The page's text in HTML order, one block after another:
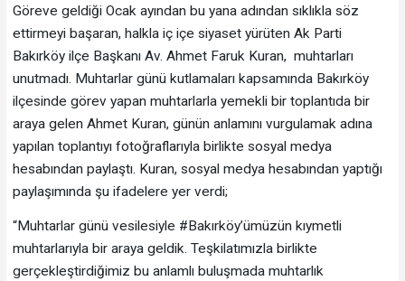
Göreve geldiği Ocak ayından bu yana adından sıklıkla söz
ettirmeyi başaran, halkla iç içe siyaset yürüten Ak Parti
Bakırköy ilçe Başkanı Av. Ahmet Faruk Kuran, muhtarları
unutmadı. Muhtarlar günü kutlamaları kapsamında Bakırköy
ilçesinde görev yapan muhtarlarla yemekli bir toplantıda bir
araya gelen Ahmet Kuran, günün anlamını vurgulamak adına
yapılan toplantıyı fotoğraflarıyla birlikte sosyal medya
hesabından paylaştı. Kuran, sosyal medya hesabından yaptığı
paylaşımında şu ifadelere yer verdi;
“Muhtarlar günü vesilesiyle #Bakırköy’ümüzün kıymetli
muhtarlarıyla bir araya geldik. Teşkilatımızla birlikte
gerçekleştirdiğimiz bu anlamlı buluşmada muhtarlık